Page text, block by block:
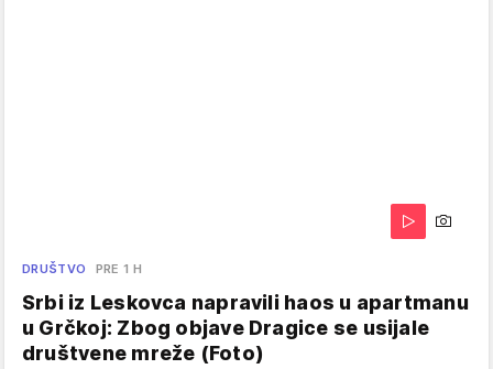
DRUŠTVO PRE 1 H
Srbi iz Leskovca napravili haos u apartmanu
u Grčkoj: Zbog objave Dragice se usijale
društvene mreže (Foto)